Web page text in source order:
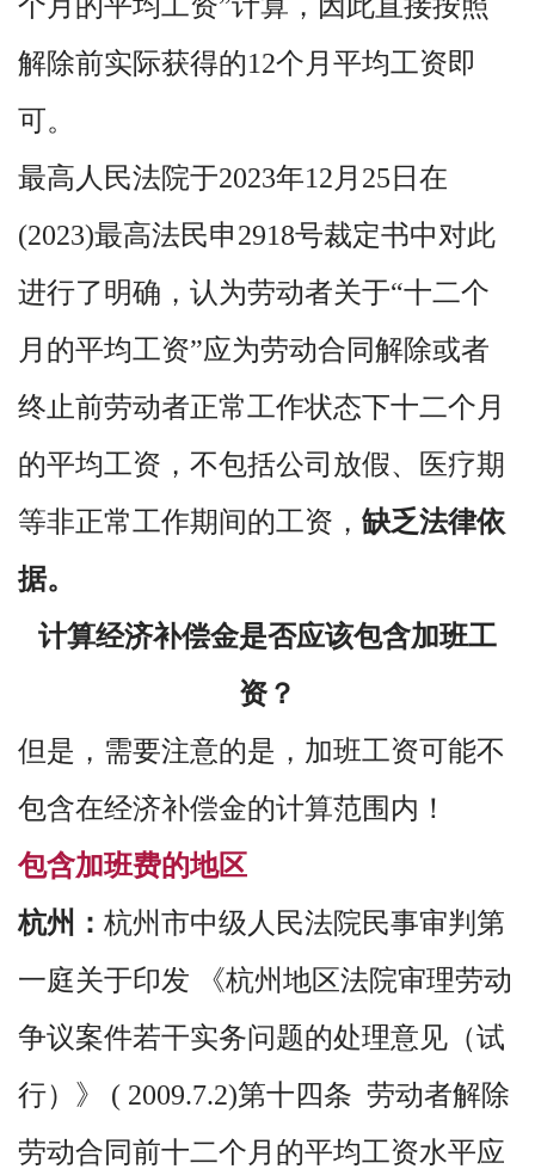
解除前实际获得的12个月平均工资即
可。
最高人民法院于2023年12月25日在
(2023)最高法民申2918号裁定书中对此
进行了明确，认为劳动者关于“十二个
月的平均工资”应为劳动合同解除或者
终止前劳动者正常工作状态下十二个月
的平均工资，不包括公司放假、医疗期
等非正常工作期间的工资， 缺乏法律依
据。
计算经济补偿金是否应该包含加班工
资？
但是，需要注意的是，加班工资可能不
包含在经济补偿金的计算范围内！
包含加班费的地区
杭州： 杭州市中级人民法院民事审判第
一庭关于印发 《杭州地区法院审理劳动
争议案件若干实务问题的处理意见（试
行）》 ( 2009.7.2)第十四条 劳动者解除
劳动合同前十二个月的平均工资水平应